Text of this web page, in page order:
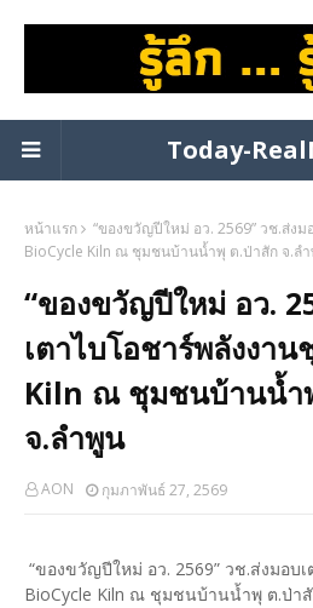
Today-
หน้าแรก
“ของขวัญปีใหม่ อว. 2569” วช.ส่ง
BioCycle Kiln ณ ชุมชนบ้านน้ำพุ ต.ป่าสัก จ.ล
“ของขวัญปีใหม่ อว.
เตาไบโอชาร์พลังงา
Kiln ณ ชุมชนบ้านน้ำ
จ.ลำพูน
AON กุมภาพันธ์ 27, 2569
“ของขวัญปีใหม่ อว. 2569” วช.ส่งมอบ
BioCycle Kiln ณ ชุมชนบ้านน้ำพุ ต.ป่า